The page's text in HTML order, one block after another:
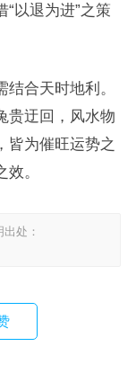
以退为进”之策
合天时地利。
贵迂回，风水物
皆为催旺运势之
。
处：